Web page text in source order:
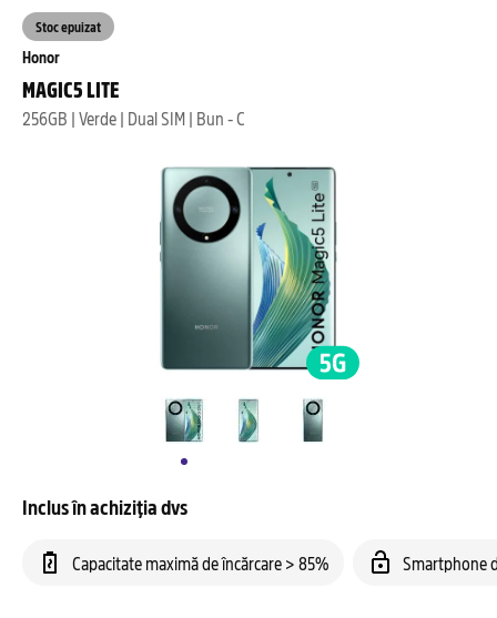
Honor
MAGIC5 LITE
256GB | Verde | Dual SIM | Bun - C
Stoc epuizat
Inclus în achiziția dvs
Capacitate maximă de încărcare > 85% Smartphone